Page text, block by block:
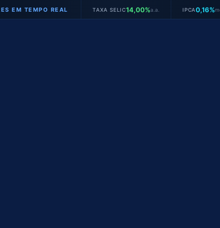
REAL TAXA SELIC14,00%a.a. IPCA 0,16%mês